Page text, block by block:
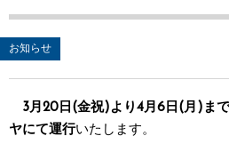
お知らせ
3月20日(金祝)より4月6日(月)まで
ヤにて運行いたします。